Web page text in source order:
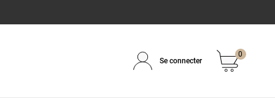
Se connecter
0